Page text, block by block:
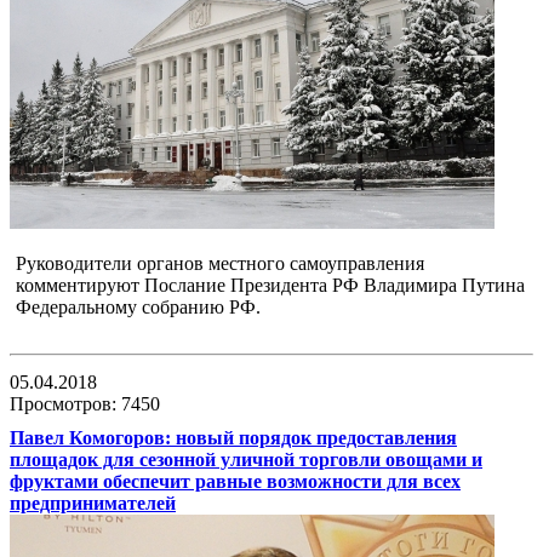
Руководители органов местного самоуправления
комментируют Послание Президента РФ Владимира Путина
Федеральному собранию РФ.
05.04.2018
Просмотров: 7450
Павел Комогоров: новый порядок предоставления
площадок для сезонной уличной торговли овощами и
фруктами обеспечит равные возможности для всех
предпринимателей